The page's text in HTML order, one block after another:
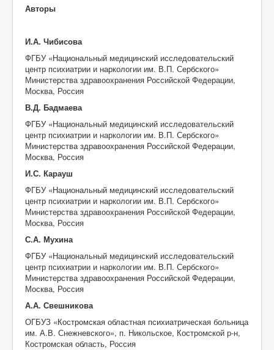
Авторы
И.А. Чибисова
ФГБУ «Национальный медицинский исследовательский
центр психиатрии и наркологии им. В.П. Сербского»
Министерства здравоохранения Российской Федерации,
Москва, Россия
В.Д. Бадмаева
ФГБУ «Национальный медицинский исследовательский
центр психиатрии и наркологии им. В.П. Сербского»
Министерства здравоохранения Российской Федерации,
Москва, Россия
И.С. Карауш
ФГБУ «Национальный медицинский исследовательский
центр психиатрии и наркологии им. В.П. Сербского»
Министерства здравоохранения Российской Федерации,
Москва, Россия
С.А. Мухина
ФГБУ «Национальный медицинский исследовательский
центр психиатрии и наркологии им. В.П. Сербского»
Министерства здравоохранения Российской Федерации,
Москва, Россия
А.А. Свешникова
ОГБУЗ «Костромская областная психиатрическая больница
им. А.В. Снежневского», п. Никольское, Костромской р-н,
Костромская область, Россия